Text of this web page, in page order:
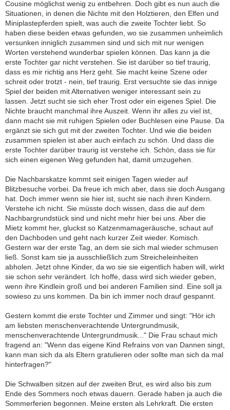
Cousine möglichst wenig zu entbehren. Doch gibt es nun auch die
Situationen, in denen die Nichte mit den Holztieren, den Elfen und
Miniplastepferden spielt, was auch die zweite Tochter liebt. So
haben diese beiden etwas gefunden, wo sie zusammen unheimlich
versunken inniglich zusammen sind und sich mit nur wenigen
Worten verstehend wunderbar spielen können. Das kann ja die
erste Tochter gar nicht verstehen. Sie ist darüber so tief traurig,
dass es mir richtig ans Herz geht. Sie macht keine Szene oder
schreit oder trotzt - nein, tief traurig. Erst versuchte sie das innige
Spiel der beiden mit Alternativen weniger interessant sein zu
lassen. Jetzt sucht sie sich eher Trost oder ein eigenes Spiel. Die
Nichte braucht manchmal ihre Auszeit. Wenn ihr alles zu viel ist,
dann macht sie mit ruhigen Spielen oder Buchlesen eine Pause. Da
ergänzt sie sich gut mit der zweiten Tochter. Und wie die beiden
zusammen spielen ist aber auch einfach zu schön. Und dass die
erste Tochter darüber traurig ist verstehe ich. Schön, dass sie für
sich einen eigenen Weg gefunden hat, damit umzugehen.
Die Nachbarskatze kommt seit einigen Tagen wieder auf
Blitzbesuche vorbei. Da freue ich mich aber, dass sie doch Ausgang
hat. Doch immer wenn sie hier ist, sucht sie nach ihren Kindern.
Verstehe ich nicht. Sie müsste doch wissen, dass die auf dem
Nachbargrundstück sind und nicht mehr hier bei uns. Aber die
Mietz kommt her, gluckst so Katzenmamageräusche, schaut auf
den Dachboden und geht nach kurzer Zeit wieder. Komisch.
Gestern war der erste Tag, an dem sie sich mal wieder schmusen
ließ. Sonst kam sie ja ausschließlich zum Streicheleinheiten
abholen. Jetzt ohne Kinder, da wo sie sie eigentlich haben will, wirkt
sie schon sehr verändert. Ich hoffe, dass wird sich wieder geben,
wenn ihre Kindlein groß und bei anderen Familien sind. Eine soll ja
sowieso zu uns kommen. Da bin ich immer noch drauf gespannt.
Gestern kommt die erste Tochter und Zimmer und singt: "Hör ich
am liebsten menschenverachtende Untergrundmusik,
menschenverachtende Untergrundmusik..." Die Frau schaut mich
fragend an: "Wenn das eigene Kind Refrains von van Dannen singt,
kann man sich da als Eltern gratulieren oder sollte man sich da mal
hinterfragen?"
Die Schwalben sitzen auf der zweiten Brut, es wird also bis zum
Ende des Sommers noch etwas dauern. Gerade haben ja auch die
Sommerferien begonnen. Meine ersten als Lehrkraft. Die ersten